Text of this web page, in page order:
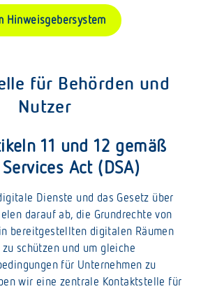
Hinweisgebersystem
für Behörden und
Nutzer
11 und 12 gemäß
Act (DSA)
Dienste und das Gesetz über
darauf ab, die Grundrechte von
bereitgestellten digitalen Räumen
zu schützen und um gleiche
für Unternehmen zu
wir eine zentrale Kontaktstelle für